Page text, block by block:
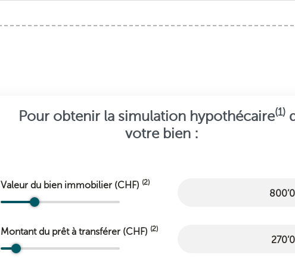
Pour obtenir la simulation hypothécaire(1)
votre bien :
Valeur du bien immobilier (CHF) (2)
Montant du prêt à transférer (CHF) (2)